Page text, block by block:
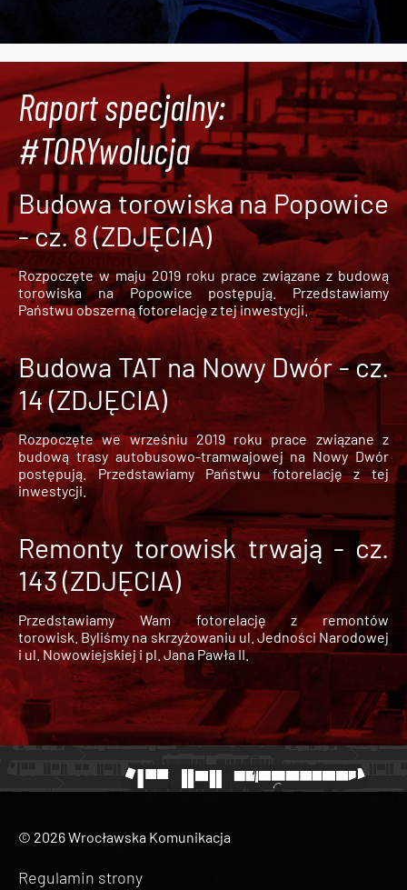
Raport specjalny:
#TORYwolucja
Budowa torowiska na Popowice
- cz. 8 (ZDJĘCIA)
Rozpoczęte w maju 2019 roku prace związane z budową
torowiska na Popowice
postępują. Przedstawiamy
Państwu obszerną fotorelację z tej inwestycji.
Budowa TAT na Nowy Dwór - cz.
14 (ZDJĘCIA)
Rozpoczęte we wrześniu 2019 roku prace związane z
budową trasy autobusowo-tramwajowej na Nowy Dwór
postępują. Przedstawiamy Państwu fotorelację z tej
inwestycji.
Remonty torowisk trwają - cz.
143 (ZDJĘCIA)
Przedstawiamy Wam fotorelację z remontów
torowisk. Byliśmy na skrzyżowaniu ul. Jedności Narodowej
i ul. Nowowiejskiej i pl. Jana Pawła II.
© 2026 Wrocławska Komunikacja
Regulamin strony